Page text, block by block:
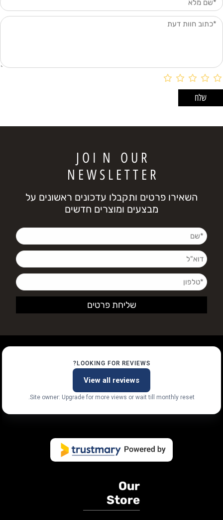
J O I N O U R
N E W S L E T T E R
השאירו פרטים ותקבלו עדכונים ראשונים על
מבצעים ומוצרים חדשים
LOOKING FOR REVIEWS?
View all reviews
Site owner: Upgrade for more views or wait till monthly reset.
Our
Store